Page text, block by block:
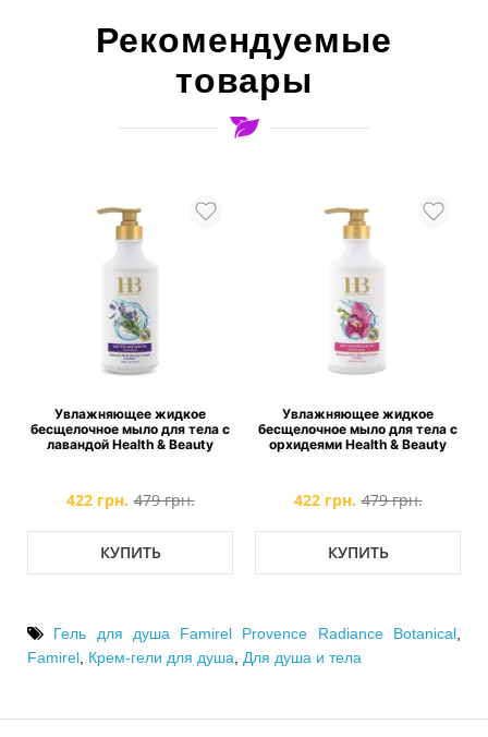
Рекомендуемые
товары
Увлажняющее жидкoе
бесщелочное мыло для тела с
лавандой Health & Beauty
422 грн. 479 грн.
КУПИТЬ
Увлажняющее жидкoе
бесщелочное мыло для тела с
орхидеями Health & Beauty
422 грн. 479 грн.
КУПИТЬ
Гель для душа Famirel Provence Radiance Botanical
Famirel Крем-гели для душа Для душа и тела